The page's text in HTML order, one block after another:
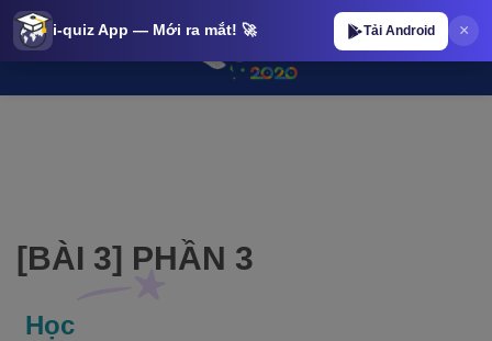
[BÀI 3] PHẦN 3 | iQuiz@stop [BÀI 3] PHẦN 3 | iQuiz@stop
[BÀI 3] PHẦN 3
Học
i-quiz App — Mới ra mắt! 🚀 Tải Android ×